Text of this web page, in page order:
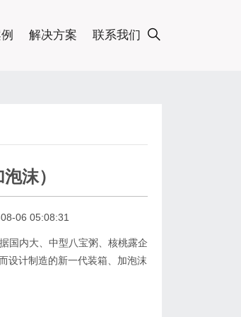
解决方案 联系我们
沫）
06 05:08:31
国内大、中型八宝粥、核桃露企
设计制造的新一代装箱、加泡沫